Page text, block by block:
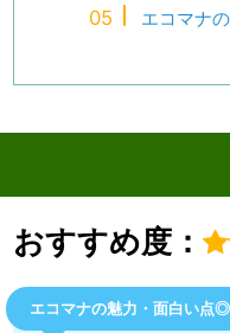
エコマナ
おすすめ度：
エコマナの魅力・面白い点◎